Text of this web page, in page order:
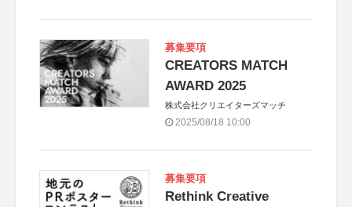
募集要項
CREATORS MATCH
AWARD 2025
株式会社クリエイターズマッチ
2025/08/18 10:00
募集要項
Rethink Creative